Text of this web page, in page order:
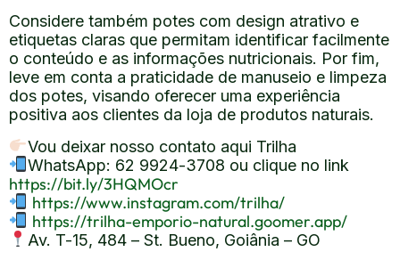
Considere também potes com design atrativo e
etiquetas claras que permitam identificar facilmente
o conteúdo e as informações nutricionais. Por fim,
leve em conta a praticidade de manuseio e limpeza
dos potes, visando oferecer uma experiência
positiva aos clientes da loja de produtos naturais.
Vou deixar nosso contato aqui Trilha
WhatsApp: 62 9924-3708 ou clique no link
https://bit.ly/3HQMOcr
https://www.instagram.com/trilha/
https://trilha-emporio-natural.goomer.app/
Av. T-15, 484 – St. Bueno, Goiânia – GO